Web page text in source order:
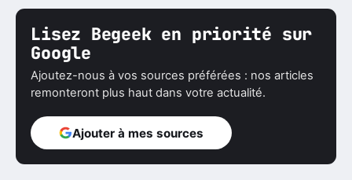
Lisez Begeek en priorité sur
Google
Ajoutez-nous à vos sources préférées : nos articles
remonteront plus haut dans votre actualité.
Ajouter à mes sources